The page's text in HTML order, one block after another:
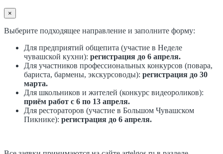
×
Выберите подходящее направление и заполните форму:
Для предприятий общепита (участие в Неделе
чувашской кухни): регистрация до 6 апреля.
Для участников профессиональных конкурсов (повара,
бариста, бармены, экскурсоводы): регистрация до 30
марта.
Для школьников и жителей (конкурс видеороликов):
приём работ с 6 по 13 апреля.
Для рестораторов (участие в Большом Чувашском
Пикнике): регистрация до 6 апреля.